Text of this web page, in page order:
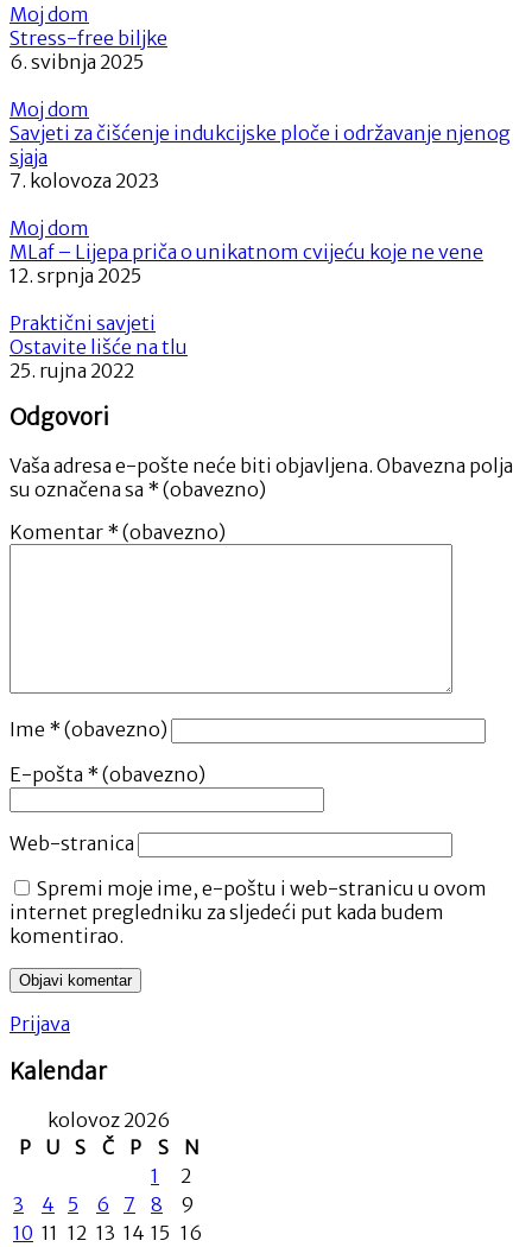
Moj dom
Stress-free biljke
6. svibnja 2025
Moj dom
Savjeti za čišćenje indukcijske ploče i održavanje njenog
sjaja
7. kolovoza 2023
Moj dom
MLaf – Lijepa priča o unikatnom cvijeću koje ne vene
12. srpnja 2025
Praktični savjeti
Ostavite lišće na tlu
25. rujna 2022
Odgovori
Vaša adresa e-pošte neće biti objavljena. Obavezna polja
su označena sa * (obavezno)
Komentar * (obavezno)
Ime * (obavezno)
E-pošta * (obavezno)
Web-stranica
Spremi moje ime, e-poštu i web-stranicu u ovom
internet pregledniku za sljedeći put kada budem
komentirao.
Prijava
Kalendar
kolovoz 2026
P
U S Č P S
N
1
2
3
4 5 6 7 8
9
10 11 12 13 14 15 16